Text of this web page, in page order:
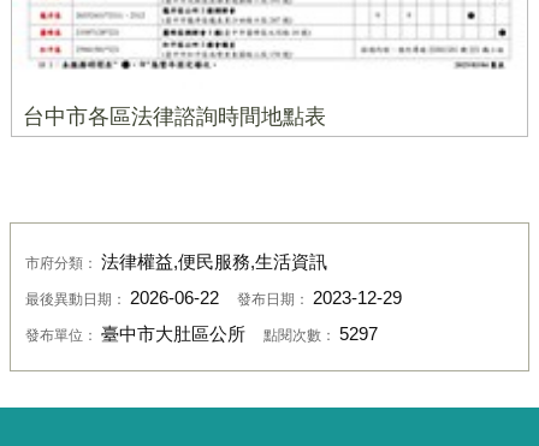
台中市各區法律諮詢時間地點表
市府分類： 法律權益,便民服務,生活資訊
最後異動日期： 2026-06-22 發布日期： 2023-12-29
發布單位： 臺中市大肚區公所 點閱次數： 5297